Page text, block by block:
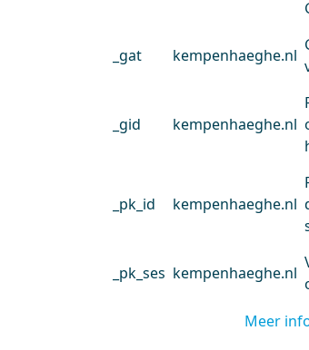
_gat kempenhaeghe.nl
_gid kempenhaeghe.nl
_pk_id kempenhaeghe.nl
_pk_ses kempenhaeghe.nl
Meer